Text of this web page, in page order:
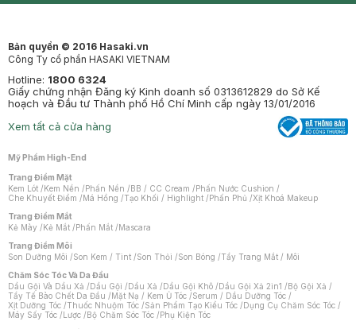
Bản quyền © 2016 Hasaki.vn
Công Ty cổ phần HASAKI VIETNAM
Hotline: 1800 6324
Giấy chứng nhận Đăng ký Kinh doanh số 0313612829 do Sở Kế
hoạch và Đầu tư Thành phố Hồ Chí Minh cấp ngày 13/01/2016
Xem tất cả cửa hàng
Mỹ Phẩm High-End
Trang Điểm Mặt
Kem Lót /Kem Nền /Phấn Nền /BB / CC Cream /Phấn Nước Cushion /
Che Khuyết Điểm /Má Hồng /Tạo Khối / Highlight /Phấn Phủ /Xịt Khoá Makeup
Trang Điểm Mắt
Kẻ Mày /Kẻ Mắt /Phấn Mắt /Mascara
Trang Điểm Môi
Son Dưỡng Môi /Son Kem / Tint /Son Thỏi /Son Bóng /Tẩy Trang Mắt / Môi
Chăm Sóc Tóc Và Da Đầu
Dầu Gội Và Dầu Xả /Dầu Gội /Dầu Xả /Dầu Gội Khô /Dầu Gội Xả 2in1 /Bộ Gội Xả /
Tẩy Tế Bào Chết Da Đầu /Mặt Nạ / Kem Ủ Tóc /Serum / Dầu Dưỡng Tóc /
Xịt Dưỡng Tóc /Thuốc Nhuộm Tóc /Sản Phẩm Tạo Kiểu Tóc /Dụng Cụ Chăm Sóc Tóc /
Máy Sấy Tóc /Lược /Bộ Chăm Sóc Tóc /Phụ Kiện Tóc